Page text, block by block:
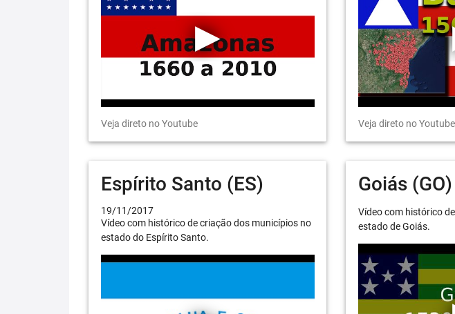
Veja direto no Youtube Veja direto no Youtube
Espírito Santo (ES)
19/11/2017
Vídeo com histórico de criação dos municípios no
estado do Espírito Santo.
Goiás (GO)
Vídeo com histórico
estado de Goiás.